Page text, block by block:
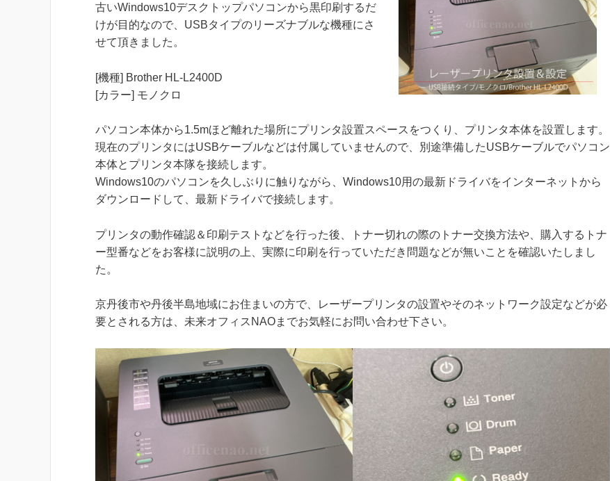
古いWindows10デスクトップパソコンから黒印刷するだ
けが目的なので、USBタイプのリーズナブルな機種にさ
せて頂きました。
[機種] Brother HL-L2400D
[カラー] モノクロ
パソコン本体から1.5mほど離れた場所にプリンタ設置スペースをつくり、プリンタ本体を設置します。
現在のプリンタにはUSBケーブルなどは付属していませんので、別途準備したUSBケーブルでパソコン
本体とプリンタ本隊を接続します。
Windows10のパソコンを久しぶりに触りながら、Windows10用の最新ドライバをインターネットから
ダウンロードして、最新ドライバで接続します。
プリンタの動作確認＆印刷テストなどを行った後、トナー切れの際のトナー交換方法や、購入するトナ
ー型番などをお客様に説明の上、実際に印刷を行っていただき問題などが無いことを確認いたしまし
た。
京丹後市や丹後半島地域にお住まいの方で、レーザープリンタの設置やそのネットワーク設定などが必
要とされる方は、未来オフィスNAOまでお気軽にお問い合わせ下さい。